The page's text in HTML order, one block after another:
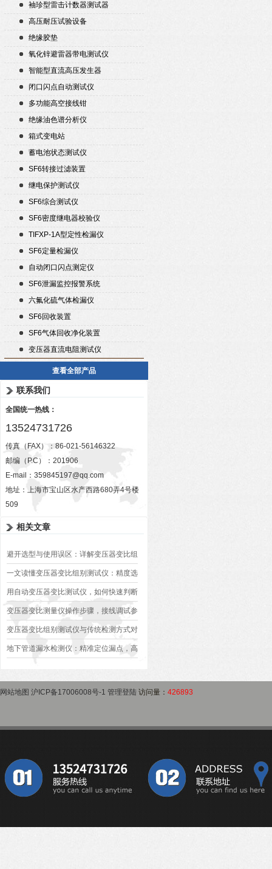
袖珍型雷击计数器测试器
高压耐压试验设备
绝缘胶垫
氧化锌避雷器带电测试仪
智能型直流高压发生器
闭口闪点自动测试仪
多功能高空接线钳
绝缘油色谱分析仪
箱式变电站
蓄电池状态测试仪
SF6转接过滤装置
继电保护测试仪
SF6综合测试仪
SF6密度继电器校验仪
TIFXP-1A型定性检漏仪
SF6定量检漏仪
自动闭口闪点测定仪
SF6泄漏监控报警系统
六氟化硫气体检漏仪
SF6回收装置
SF6气体回收净化装置
变压器直流电阻测试仪
查看全部产品
联系我们
全国统一热线：
13524731726
传真（FAX）：86-021-56146322
邮编（P.C）：201906
E-mail： 359845197@qq.com
地址：上海市宝山区水产西路680弄4号楼
509
相关文章
避开选型与使用误区：详解变压器变比组
别测试仪的日常校准方法、常见组别识别
异常排查方案
一文读懂变压器变比组别测试仪：精度选
型、接线规范、报告生成全流程标准化操
作指南
用自动变压器变比测试仪，如何快速判断
变压器是否合格？
变压器变比测量仪操作步骤，接线调试参
数设定变比测试数据保存使用教程
变压器变比组别测试仪与传统检测方式对
比：精度、速度与安全性深度分析
地下管道漏水检测仪：精准定位漏点，高
网站地图 沪ICP备17006008号-1 管理登陆 访问量： 426893